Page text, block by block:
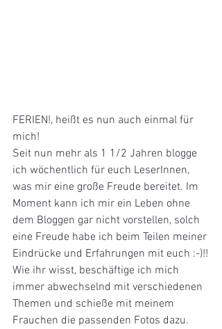
FERIEN!, heißt es nun auch einmal für
mich!
Seit nun mehr als 1 1/2 Jahren blogge
ich wöchentlich für euch LeserInnen,
was mir eine große Freude bereitet. Im
Moment kann ich mir ein Leben ohne
dem Bloggen gar nicht vorstellen, solch
eine Freude habe ich beim Teilen meiner
Eindrücke und Erfahrungen mit euch :-)!!
Wie ihr wisst, beschäftige ich mich
immer abwechselnd mit verschiedenen
Themen und schieße mit meinem
Frauchen die passenden Fotos dazu.